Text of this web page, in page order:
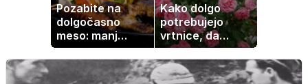
Pozabite na
dolgočasno
meso: manj
maščobe, več
svežine
Kako dolgo
potrebujejo
vrtnice, da
zrastejo? Vse o
rasti, cvetenju in
negi vrtnic